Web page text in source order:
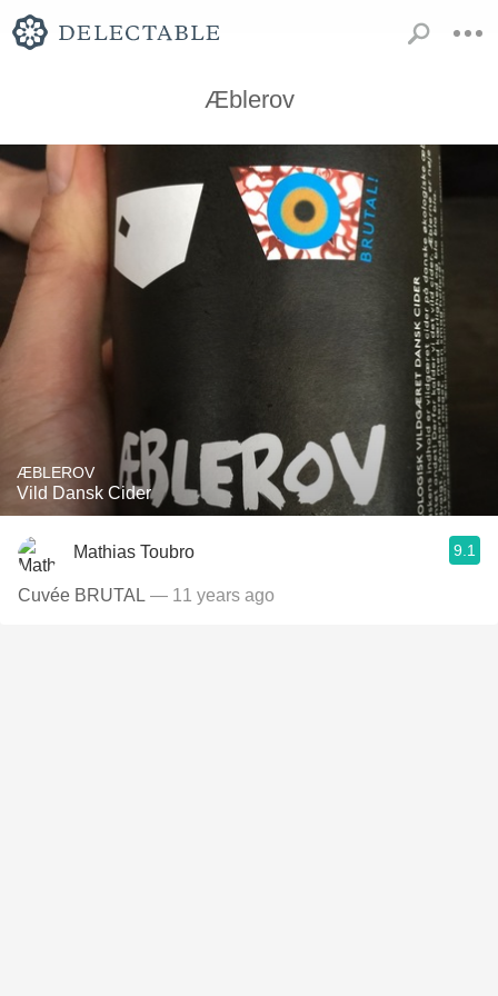
Æblerov
ÆBLEROV
Vild Dansk Cider
Mathias Toubro 9.1
Cuvée BRUTAL — 11 years ago